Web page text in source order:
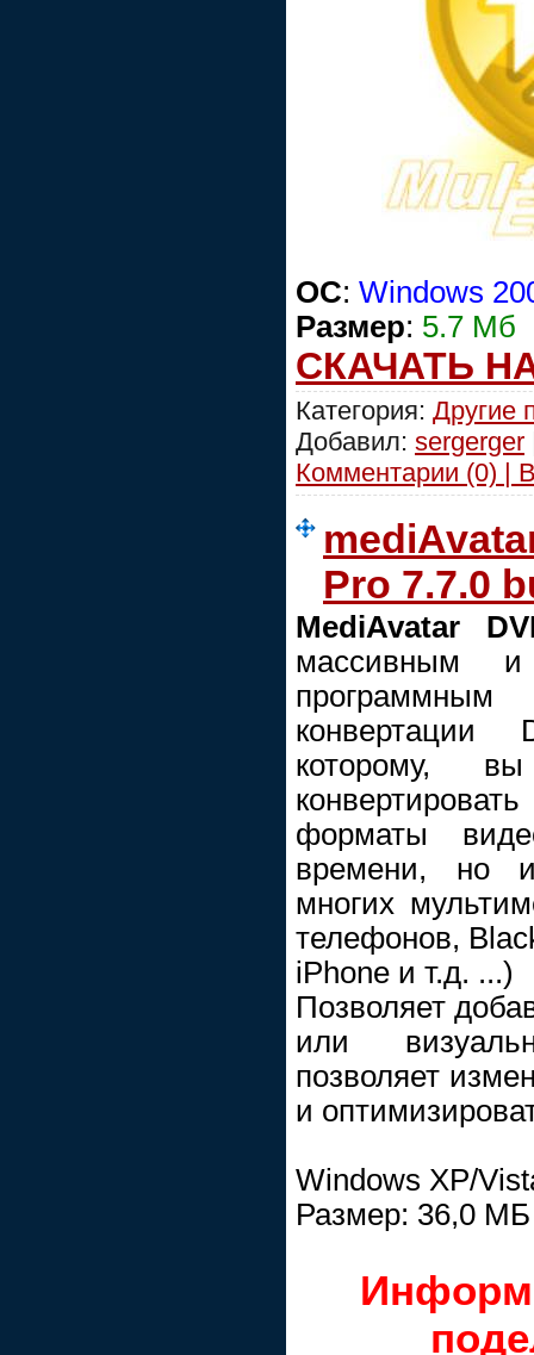
ОС: Windows
Размер: 5.7 Мб
СКАЧАТЬ
Категория: Другие
Добавил: sergerger
Комментарии (0) |
Pro 7.7.0
MediAvatar
массивным и
конвертации
которому,
форматы
времени, но
многих
телефонов,
iPhone и т.д. ...)
Позволяет
или
позволяет
и
Windows XP/
Размер: 36,0 МБ